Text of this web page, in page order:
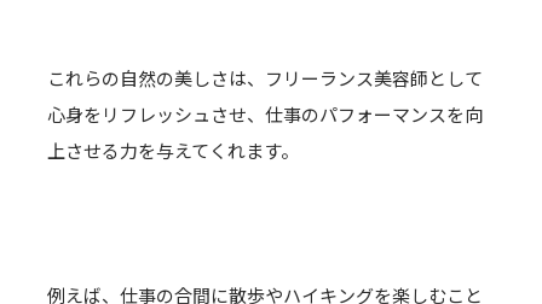
これらの自然の美しさは、フリーランス美容師として
心身をリフレッシュさせ、仕事のパフォーマンスを向
上させる力を与えてくれます。
例えば、仕事の合間に散歩やハイキングを楽しむこと